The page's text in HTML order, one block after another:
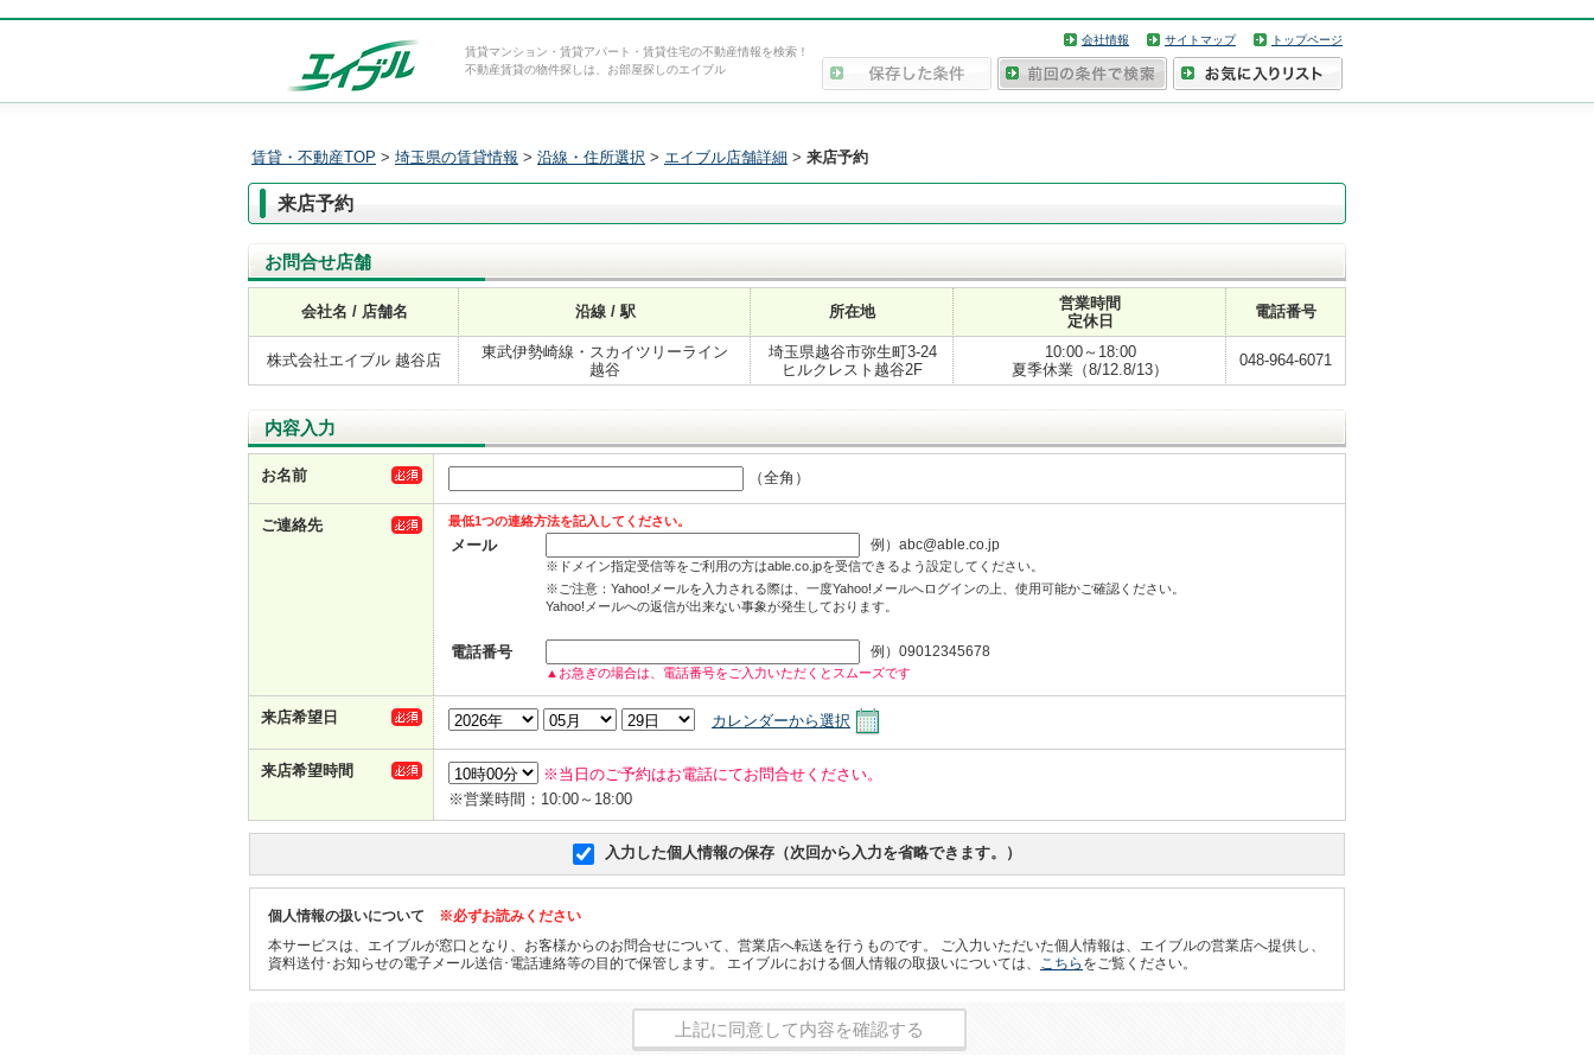
賃貸マンション・賃貸アパート・賃貸住宅の不動産情報を検索！
不動産賃貸の物件探しは、お部屋探しのエイブル
会社情報 サイトマップ トップページ
賃貸・不動産TOP > 埼玉県の賃貸情報 > 沿線・住所選択 > エイブル店舗詳細 > 来店予約
来店予約
お問合せ店舗
会社名 / 店舗名 沿線 / 駅 所在地
営業時間
定休日
電話番号
株式会社エイブル 越谷店
東武伊勢崎線・スカイツリーライン
越谷
埼玉県越谷市弥生町3-24
ヒルクレスト越谷2F
10:00～18:00
夏季休業（8/12.8/13）
048-964-6071
内容入力
お名前 （全角）
ご連絡先 最低1つの連絡方法を記入してください。
メール 例）abc@able.co.jp
※ドメイン指定受信等をご利用の方はable.co.jpを受信できるよう設定してください。
※ご注意：Yahoo!メールを入力される際は、一度Yahoo!メールへログインの上、使用可能かご確認ください。
Yahoo!メールへの返信が出来ない事象が発生しております。
電話番号 例）09012345678
▲お急ぎの場合は、電話番号をご入力いただくとスムーズです
来店希望日 カレンダーから選択
来店希望時間
※当日のご予約はお電話にてお問合せください。
※営業時間：10:00～18:00
入力した個人情報の保存（次回から入力を省略できます。）
個人情報の扱いについて
※必ずお読みください
本サービスは、エイブルが窓口となり、お客様からのお問合せについて、営業店へ転送を行うものです。 ご入力いただいた個人情報は、エイブルの営業店へ提供し、
資料送付･お知らせの電子メール送信･電話連絡等の目的で保管します。 エイブルにおける個人情報の取扱いについては、
こちら をご覧ください。
上記に同意して内容を確認する